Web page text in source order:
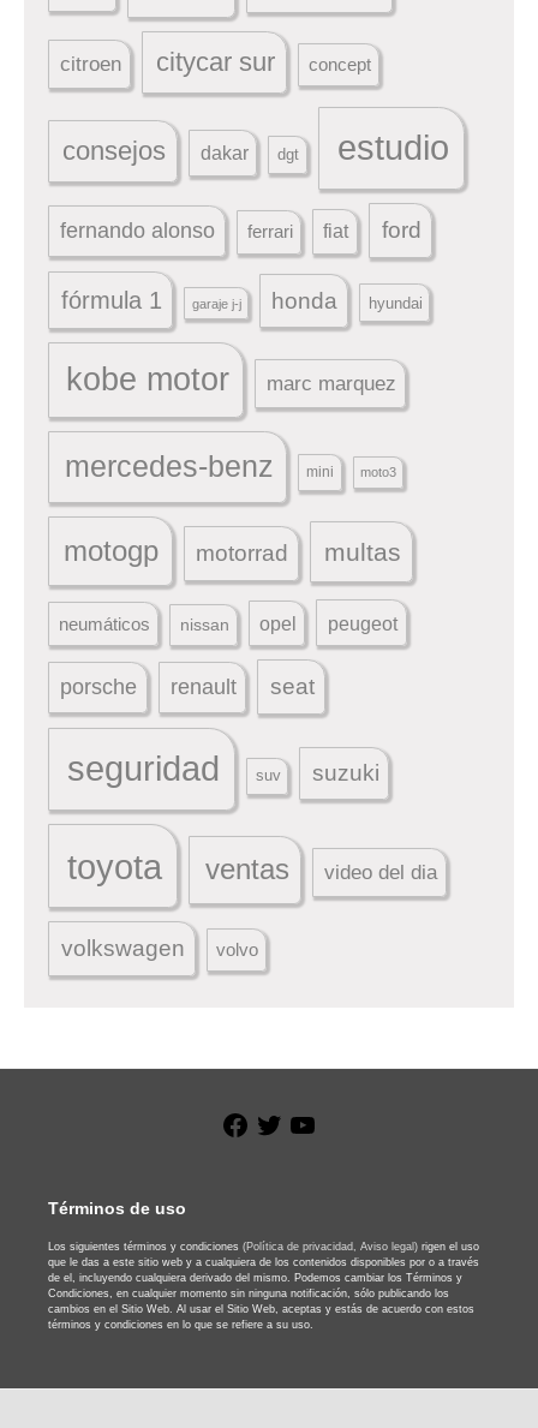
citroen citycar sur concept
consejos dakar dgt estudio
fernando alonso ferrari fiat ford
fórmula 1 garaje j-j honda hyundai
kobe motor marc marquez
mercedes-benz mini moto3
motogp motorrad multas
neumáticos nissan opel peugeot
porsche renault seat
seguridad suv suzuki
toyota ventas video del dia
volkswagen volvo
Facebook
Twitter
Términos de uso
Los siguientes términos y condiciones (Política de privacidad, Aviso legal) rigen el uso
que le das a este sitio web y a cualquiera de los contenidos disponibles por o a través
de el, incluyendo cualquiera derivado del mismo. Podemos cambiar los Términos y
Condiciones, en cualquier momento sin ninguna notificación, sólo publicando los
cambios en el Sitio Web. Al usar el Sitio Web, aceptas y estás de acuerdo con estos
términos y condiciones en lo que se refiere a su uso.